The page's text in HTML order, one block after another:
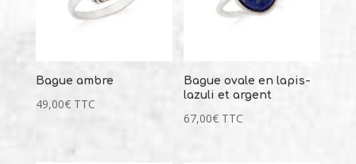
Bague ambre
49,00€ TTC
Bague ovale en lapis-
lazuli et argent
67,00€ TTC